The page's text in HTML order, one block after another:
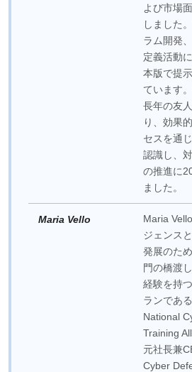
よび市場
しました
ラム開発
定義活動
本版で提
ています
長年の友
り、効果
セスを通
認識し、
の推進に
ました。
Maria Vello
Maria
ジェンス
発展のた
門の橋渡
経験を持
ランであ
National
Training
元社長兼
Cyber